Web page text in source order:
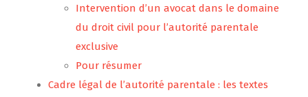
Intervention d’un avocat dans le domaine
du droit civil pour l’autorité parentale
exclusive
Pour résumer
Cadre légal de l’autorité parentale : les textes